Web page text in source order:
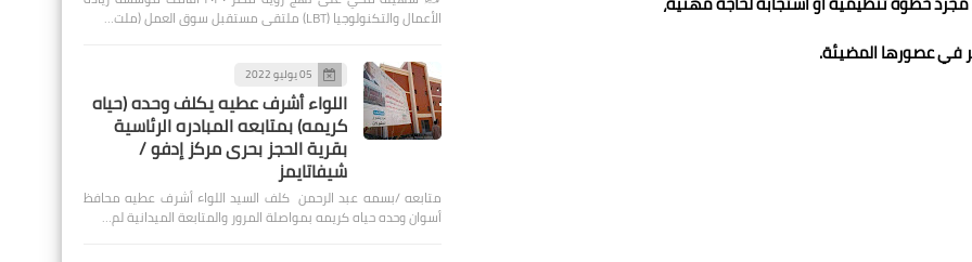
في عصورها المضيئة.
الأعمال والتكنولوجيا (LBT) ملتقى مستقبل سوق العمل (ملت…
05 يوليو 2022
اللواء أشرف عطيه يكلف وحده (حياه
كريمه) بمتابعه المبادره الرئاسية
بقرية الحجز بحرى مركز إدفو /
شيفاتايمز
متابعه /بسمه عبد الرحمن كلف السيد اللواء أشرف عطيه محافظ
أسوان وحده حياه كريمه بمواصلة المرور والمتابعة الميدانية لم…